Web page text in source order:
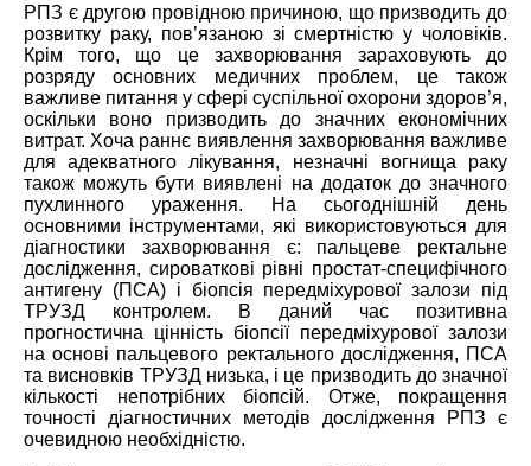
РПЗ є другою провідною причиною, що призводить до
розвитку раку, пов’язаною зі смертністю у чоловіків.
Крім того, що це захворювання зараховуютьдо
розряду основних медичних проблем, це також
важливе питання у сфері суспільної охорони здоров’я,
оскільки воно призводить до значних економічних
витрат. Хоча раннє виявлення захворювання важливе
для адекватного лікування, незначні вогнища раку
також можуть бути виявлені на додаток до значного
пухлинного ураження. На сьогоднішній день
основними інструментами, які використовуються для
діагностики захворювання є: пальцеве ректальне
дослідження, сироваткові рівні простат-специфічного
антигену (ПСА) і біопсія передміхурової залози під
ТРУЗД контролем. В даний час позитивна
прогностична цінність біопсії передміхурової залози
на основі пальцевого ректального дослідження, ПСА
та висновків ТРУЗД низька, і це призводить до значної
кількості непотрібних біопсій. Отже, покращення
точності діагностичних методів дослідження РПЗ є
очевидною необхідністю.